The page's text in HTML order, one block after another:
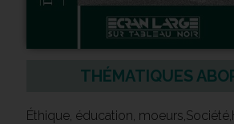
THÉMATIQUES
Éthique, éducation,